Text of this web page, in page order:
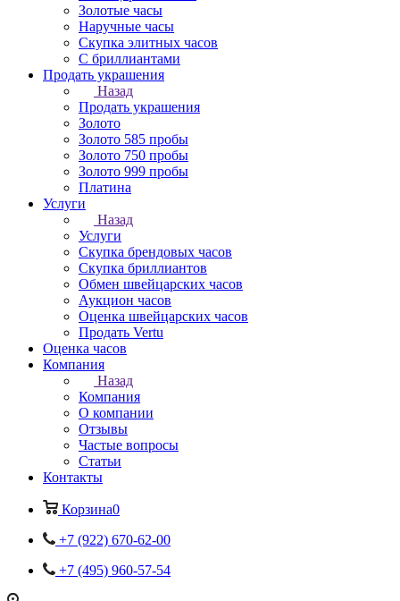
Золотые часы
Наручные часы
Скупка элитных часов
С бриллиантами
Продать украшения
Назад
Продать украшения
Золото
Золото 585 пробы
Золото 750 пробы
Золото 999 пробы
Платина
Услуги
Назад
Услуги
Скупка брендовых часов
Скупка бриллиантов
Обмен швейцарских часов
Аукцион часов
Оценка швейцарских часов
Продать Vertu
Оценка часов
Компания
Назад
Компания
О компании
Отзывы
Частые вопросы
Статьи
Контакты
Корзина0
+7 (922) 670-62-00
+7 (495) 960-57-54